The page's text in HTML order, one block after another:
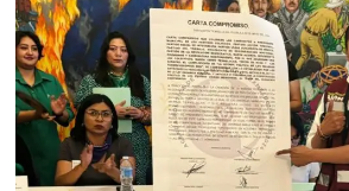
incidente
en
San
Pedro
Garza
García,
Nuevo